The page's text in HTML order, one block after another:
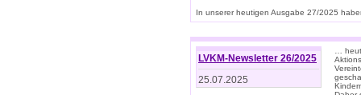
In unserer heutigen Ausgabe 27/2025
LVKM-Newsletter 26/2025
25.07.2025
…